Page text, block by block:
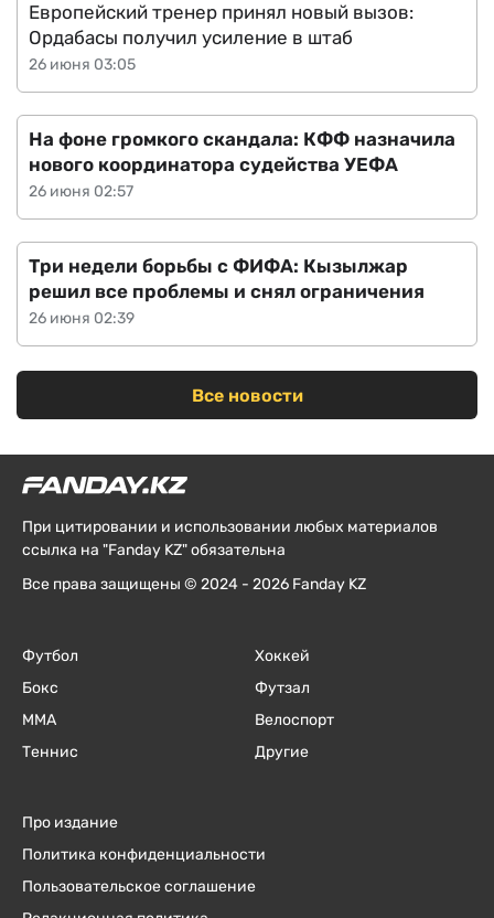
26 июня 03:05
Европейский тренер принял новый вызов:
Ордабасы получил усиление в штаб
26 июня 02:57
На фоне громкого скандала: КФФ назначила
нового координатора судейства УЕФА
26 июня 02:39
Три недели борьбы с ФИФА: Кызылжар
решил все проблемы и снял ограничения
Все новости
При цитировании и использовании любых материалов
ссылка на "Fanday KZ" обязательна
Все права защищены © 2024 - 2026 Fanday KZ
Футбол
Бокс
ММА
Теннис
Хоккей
Футзал
Велоспорт
Другие
Про издание
Политика конфиденциальности
Пользовательское соглашение